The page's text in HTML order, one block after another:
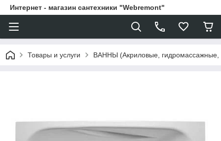
Интернет - магазин сантехники "Webremont"
Товары и услуги ВАННЫ (Акриловые,